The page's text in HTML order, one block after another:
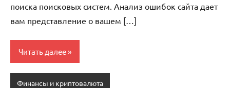
поиска поисковых систем. Анализ ошибок сайта дает
вам представление о вашем […]
Читать далее
Финансы и криптовалюта